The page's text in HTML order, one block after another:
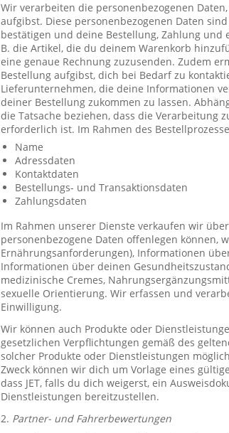
Wir verarbeiten die personenbezogenen
aufgibst. Diese personenbezogenen Daten
bestätigen und deine Bestellung, Zahlung
B. die Artikel, die du deinem Warenkorb
eine genaue Rechnung zuzusenden. Zudem
Bestellung aufgibst, dich bei Bedarf zu
Lieferunternehmen, die deine Informationen
deiner Bestellung zukommen zu lassen.
die Tatsache beziehen, dass die Verarbeitung
erforderlich ist. Im Rahmen des
Name
Adressdaten
Kontaktdaten
Bestellungs- und Transaktionsdaten
Zahlungsdaten
Im Rahmen unserer Dienste verkaufen wir
personenbezogene Daten offenlegen können,
Ernährungsanforderungen), Informationen
Informationen über deinen
medizinische Cremes,
sexuelle Orientierung. Wir erfassen und
Einwilligung.
Wir können auch Produkte oder
gesetzlichen Verpflichtungen gemäß des
solcher Produkte oder Dienstleistungen
Zweck können wir dich um Vorlage eines
dass JET, falls du dich weigerst, ein
Dienstleistungen bereitzustellen.
2. Partner- und Fahrerbewertungen